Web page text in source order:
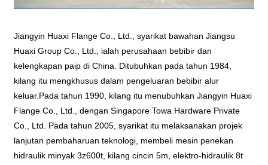
Jiangyin Huaxi Flange Co., Ltd., syarikat bawahan Jiangsu
Huaxi Group Co., Ltd., ialah perusahaan bebibir dan
kelengkapan paip di China. Ditubuhkan pada tahun 1984,
kilang itu mengkhusus dalam pengeluaran bebibir alur
keluar.Pada tahun 1990, kilang itu menubuhkan Jiangyin Huaxi
Flange Co., Ltd., dengan Singapore Towa Hardware Private
Co., Ltd. Pada tahun 2005, syarikat itu melaksanakan projek
lanjutan pembaharuan teknologi, membeli mesin penekan
hidraulik minyak 3z600t, kilang cincin 5m, elektro-hidraulik 8t